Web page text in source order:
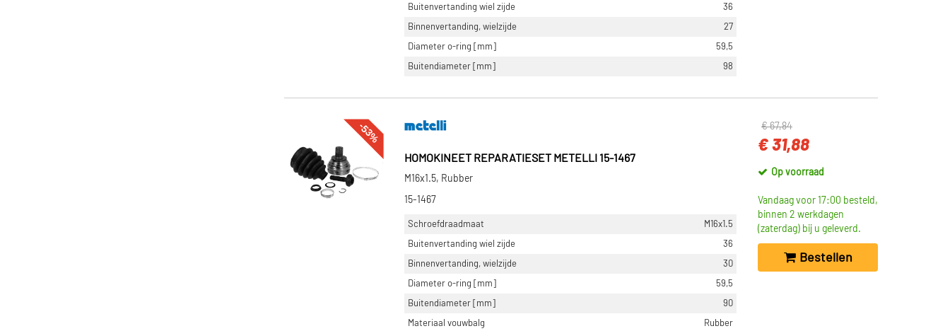
Buitenvertanding wiel zijde
36
Binnenvertanding, wielzijde
27
Diameter o-ring [mm]
59,5
Buitendiameter [mm]
98
-53%
HOMOKINEET REPARATIESET METELLI 15-1467
M16x1.5, Rubber
15-1467
Schroefdraadmaat
M16x1.5
Buitenvertanding wiel zijde
36
Binnenvertanding, wielzijde
30
Diameter o-ring [mm]
59,5
Buitendiameter [mm]
90
Materiaal vouwbalg
Rubber
€ 67,84
€ 31,88
Op voorraad
Vandaag voor 17:00 besteld,
binnen 2 werkdagen
(zaterdag) bij u geleverd.
Bestellen